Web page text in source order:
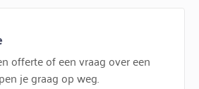
offerte of een vraag over een
je graag op weg.